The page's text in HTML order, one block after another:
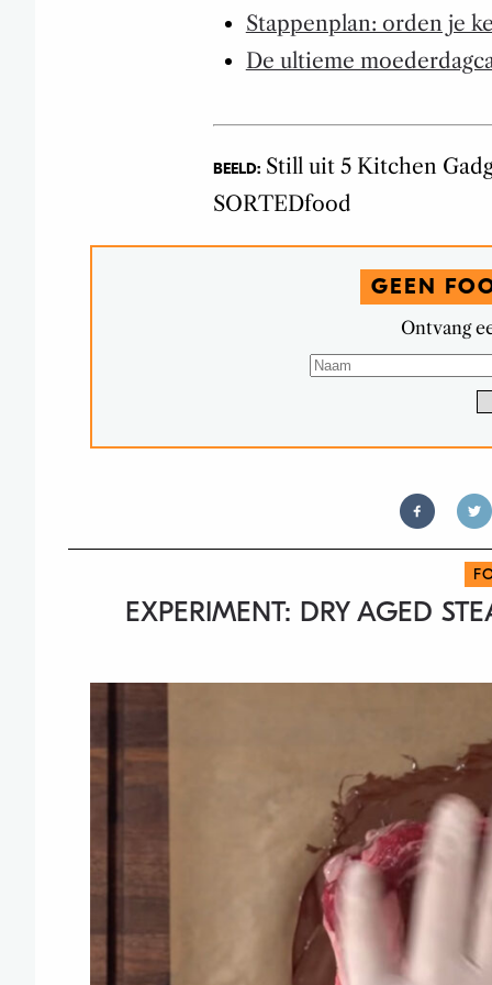
Stappenplan: orden je
De ultieme
BEELD:Still uit 5 Kitchen
SORTEDfood
GEEN
Ontvang
EXPERIMENT: DRY AGED